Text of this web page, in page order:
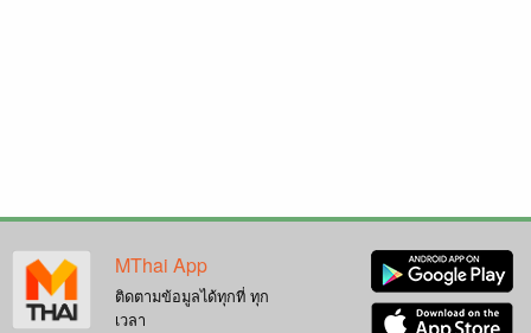
MThai App
ติดตามข้อมูลได้ทุกที่ ทุก
เวลา